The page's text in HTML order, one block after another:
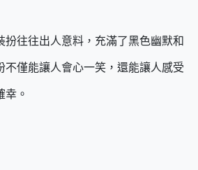
扮往往出人意料，充滿了黑色幽默和
不僅能讓人會心一笑，還能讓人感受
幸。